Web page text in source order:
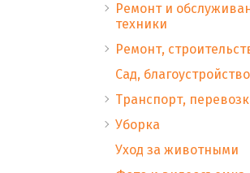
Ремонт и
техники
Ремонт,
Сад, благоустройство
Транспорт,
Уборка
Уход за животными